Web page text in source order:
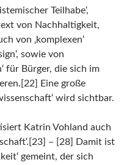
Teilhabe‘,
von Nachhaltigkeit,
von ‚komplexen‘
sowie von
für Bürger, die sich im
Eine große
wird sichtbar.
Katrin Vohland auch
– [28] Damit ist
gemeint, der sich